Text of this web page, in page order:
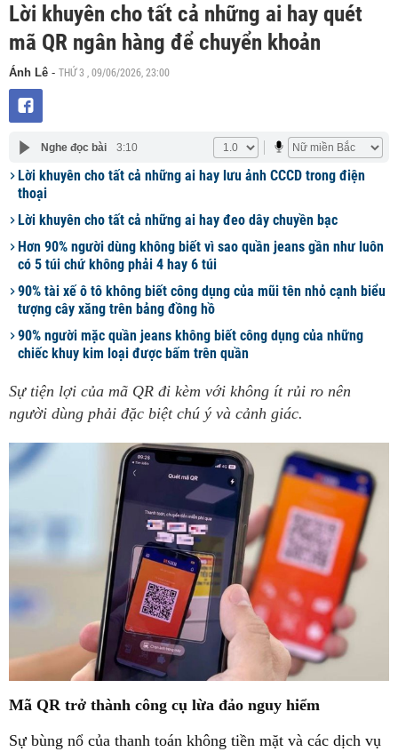
Lời khuyên cho tất cả những ai hay quét
mã QR ngân hàng để chuyển khoản
Ánh Lê - THỨ 3 , 09/06/2026, 23:00
Nghe đọc bài 3:10
Lời khuyên cho tất cả những ai hay lưu ảnh CCCD trong điện
thoại
Lời khuyên cho tất cả những ai hay đeo dây chuyền bạc
Hơn 90% người dùng không biết vì sao quần jeans gần như luôn
có 5 túi chứ không phải 4 hay 6 túi
90% tài xế ô tô không biết công dụng của mũi tên nhỏ cạnh biểu
tượng cây xăng trên bảng đồng hồ
90% người mặc quần jeans không biết công dụng của những
chiếc khuy kim loại được bấm trên quần
Sự tiện lợi của mã QR đi kèm với không ít rủi ro nên
người dùng phải đặc biệt chú ý và cảnh giác.
Mã QR trở thành công cụ lừa đảo nguy hiểm
Sự bùng nổ của thanh toán không tiền mặt và các dịch vụ